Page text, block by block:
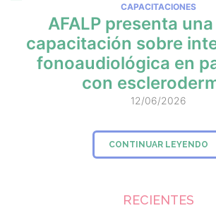
CAPACITACIONES
AFALP presenta
capacitación sobre
fonoaudiológica en
con
12/06/2026
CONTINUAR LEYENDO
RECIENTES